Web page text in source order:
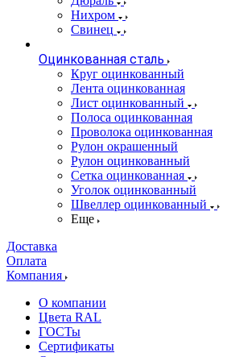
Нихром
Свинец
Оцинкованная сталь
Круг оцинкованный
Лента оцинкованная
Лист оцинкованный
Полоса оцинкованная
Проволока оцинкованная
Рулон окрашенный
Рулон оцинкованный
Сетка оцинкованная
Уголок оцинкованный
Швеллер оцинкованный
Еще
Доставка
Оплата
Компания
О компании
Цвета RAL
ГОСТы
Сертификаты